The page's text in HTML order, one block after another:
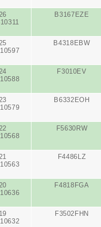
B3167EZE
B4318EBW
F3010EV
B6332EOH
F5630RW
F4486LZ
F4818FGA
F3502FHN